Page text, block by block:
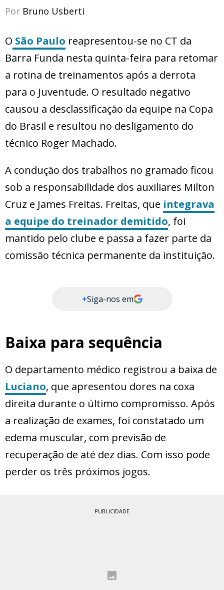
Por Bruno Usberti
O São Paulo reapresentou-se no CT da
Barra Funda nesta quinta-feira para retomar
a rotina de treinamentos após a derrota
para o Juventude. O resultado negativo
causou a desclassificação da equipe na Copa
do Brasil e resultou no desligamento do
técnico Roger Machado.
A condução dos trabalhos no gramado ficou
sob a responsabilidade dos auxiliares Milton
Cruz e James Freitas. Freitas, que integrava
a equipe do treinador demitido, foi
mantido pelo clube e passa a fazer parte da
comissão técnica permanente da instituição.
+Siga-nos em
Baixa para sequência
O departamento médico registrou a baixa de
Luciano, que apresentou dores na coxa
direita durante o último compromisso. Após
a realização de exames, foi constatado um
edema muscular, com previsão de
recuperação de até dez dias. Com isso pode
perder os três próximos jogos.
PUBLICIDADE